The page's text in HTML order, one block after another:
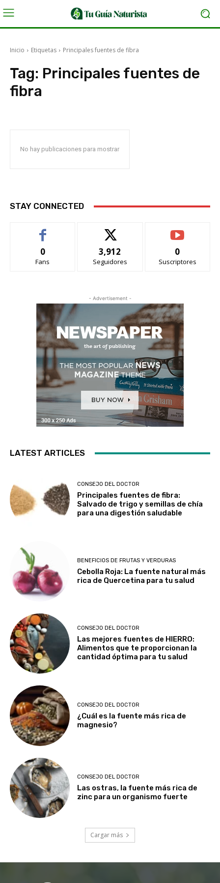
Inicio Etiquetas Principales fuentes de fibra
Tag: Principales fuentes de
fibra
No hay publicaciones para mostrar
STAY CONNECTED
0
Fans
3,912
Seguidores
0
Suscriptores
- Advertisement -
LATEST ARTICLES
CONSEJO DEL DOCTOR
Principales fuentes de fibra:
Salvado de trigo y semillas de chía
para una digestión saludable
BENEFICIOS DE FRUTAS Y VERDURAS
Cebolla Roja: La fuente natural más
rica de Quercetina para tu salud
CONSEJO DEL DOCTOR
Las mejores fuentes de HIERRO:
Alimentos que te proporcionan la
cantidad óptima para tu salud
CONSEJO DEL DOCTOR
¿Cuál es la fuente más rica de
magnesio?
CONSEJO DEL DOCTOR
Las ostras, la fuente más rica de
zinc para un organismo fuerte
Cargar más